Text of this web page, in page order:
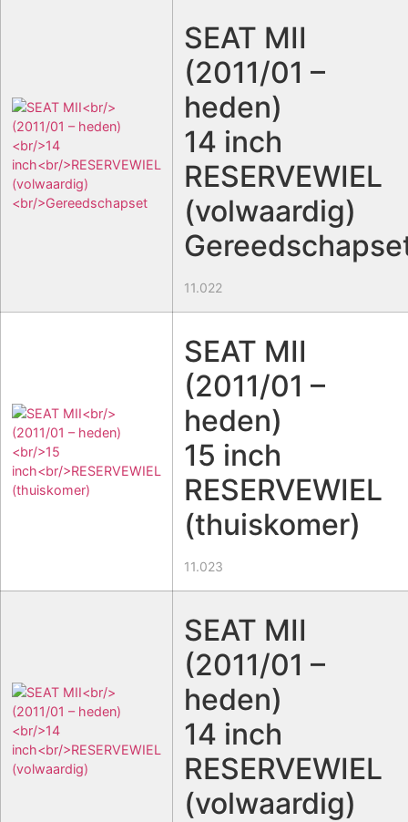
SEAT MII
(2011/01 –
heden)
14 inch
RESERVEWIEL
(volwaardig)
11.022
SEAT MII
(2011/01 –
heden)
15 inch
RESERVEWIEL
(thuiskomer)
11.023
SEAT MII
(2011/01 –
heden)
14 inch
RESERVEWIEL
(volwaardig)